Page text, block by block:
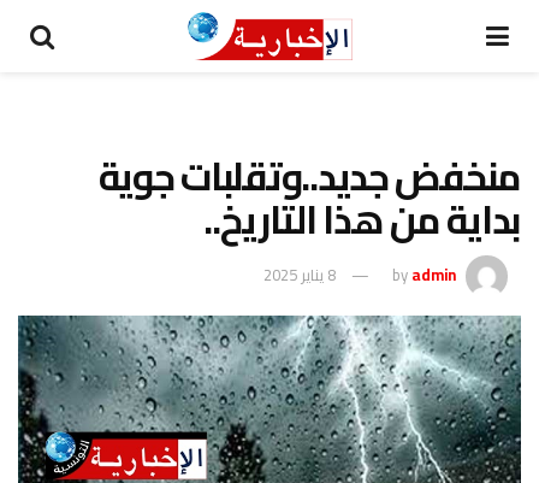
منخفض جديد..وتقلبات جوية
بداية من هذا التاريخ..
byadmin 8 يناير 2025